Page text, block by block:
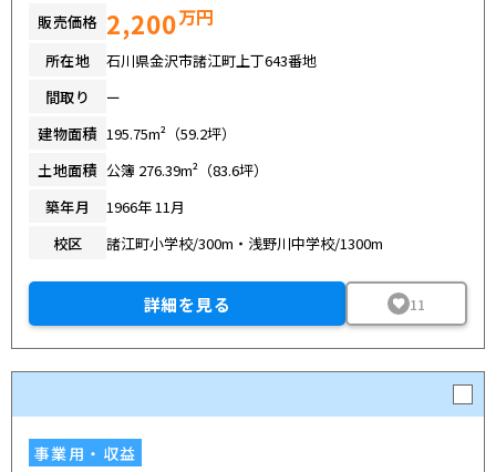
販売価格 2,200万円
所在地
石川県金沢市諸江町上丁643番地
間取り
ー
建物面積 195.75m²（59.2坪）
土地面積 公簿 276.39m²（83.6坪）
築年月
1966年 11月
校区
諸江町小学校/300m・浅野川中学校/1300m
詳細を見る 11
事業用・収益